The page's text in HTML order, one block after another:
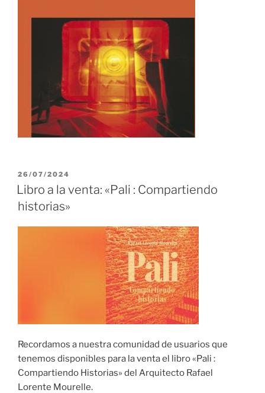
PUBLICADO
EL
26/07/2024
Libro a la venta: «Pali : Compartiendo
historias»
Recordamos a nuestra comunidad de usuarios que
tenemos disponibles para la venta el libro «Pali :
Compartiendo Historias» del Arquitecto Rafael
Lorente Mourelle.